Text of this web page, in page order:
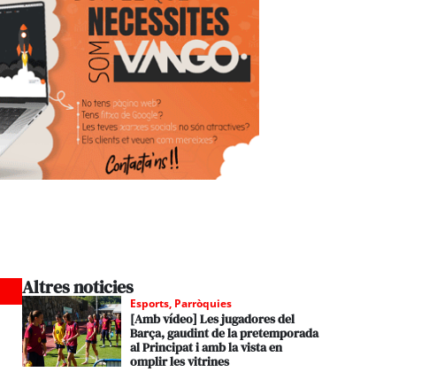
Altres noticies
Esports, Parròquies
[Amb vídeo] Les jugadores del
Barça, gaudint de la pretemporada
al Principat i amb la vista en
omplir les vitrines